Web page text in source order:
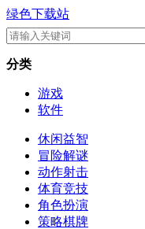
绿色下载站
分类
游戏
软件
休闲益智
冒险解谜
动作射击
体育竞技
角色扮演
策略棋牌